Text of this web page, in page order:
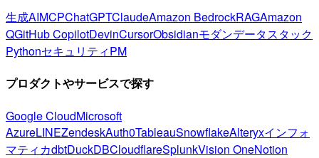
生成AIMCPChatGPTClaudeAmazon BedrockRAGAmazon
QGitHub CopilotDevinCursorObsidianモダンデータスタック
PythonセキュリティPM
プロダクトやサービスで探す
Google CloudMicrosoft
AzureLINEZendeskAuth0TableauSnowflakeAlteryxインフォ
マティカdbtDuckDBCloudflareSplunkVision OneNotion